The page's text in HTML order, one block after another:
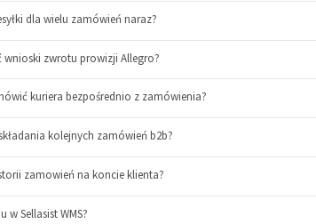
dla wielu zamówień naraz?
wnioski zwrotu prowizji Allegro?
kuriera bezpośrednio z zamówienia?
kolejnych zamówień b2b?
zamowień na koncie klienta?
w Sellasist WMS?